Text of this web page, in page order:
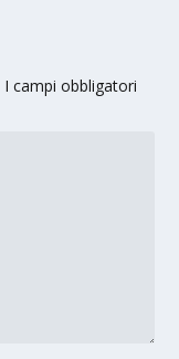
I campi obbligatori